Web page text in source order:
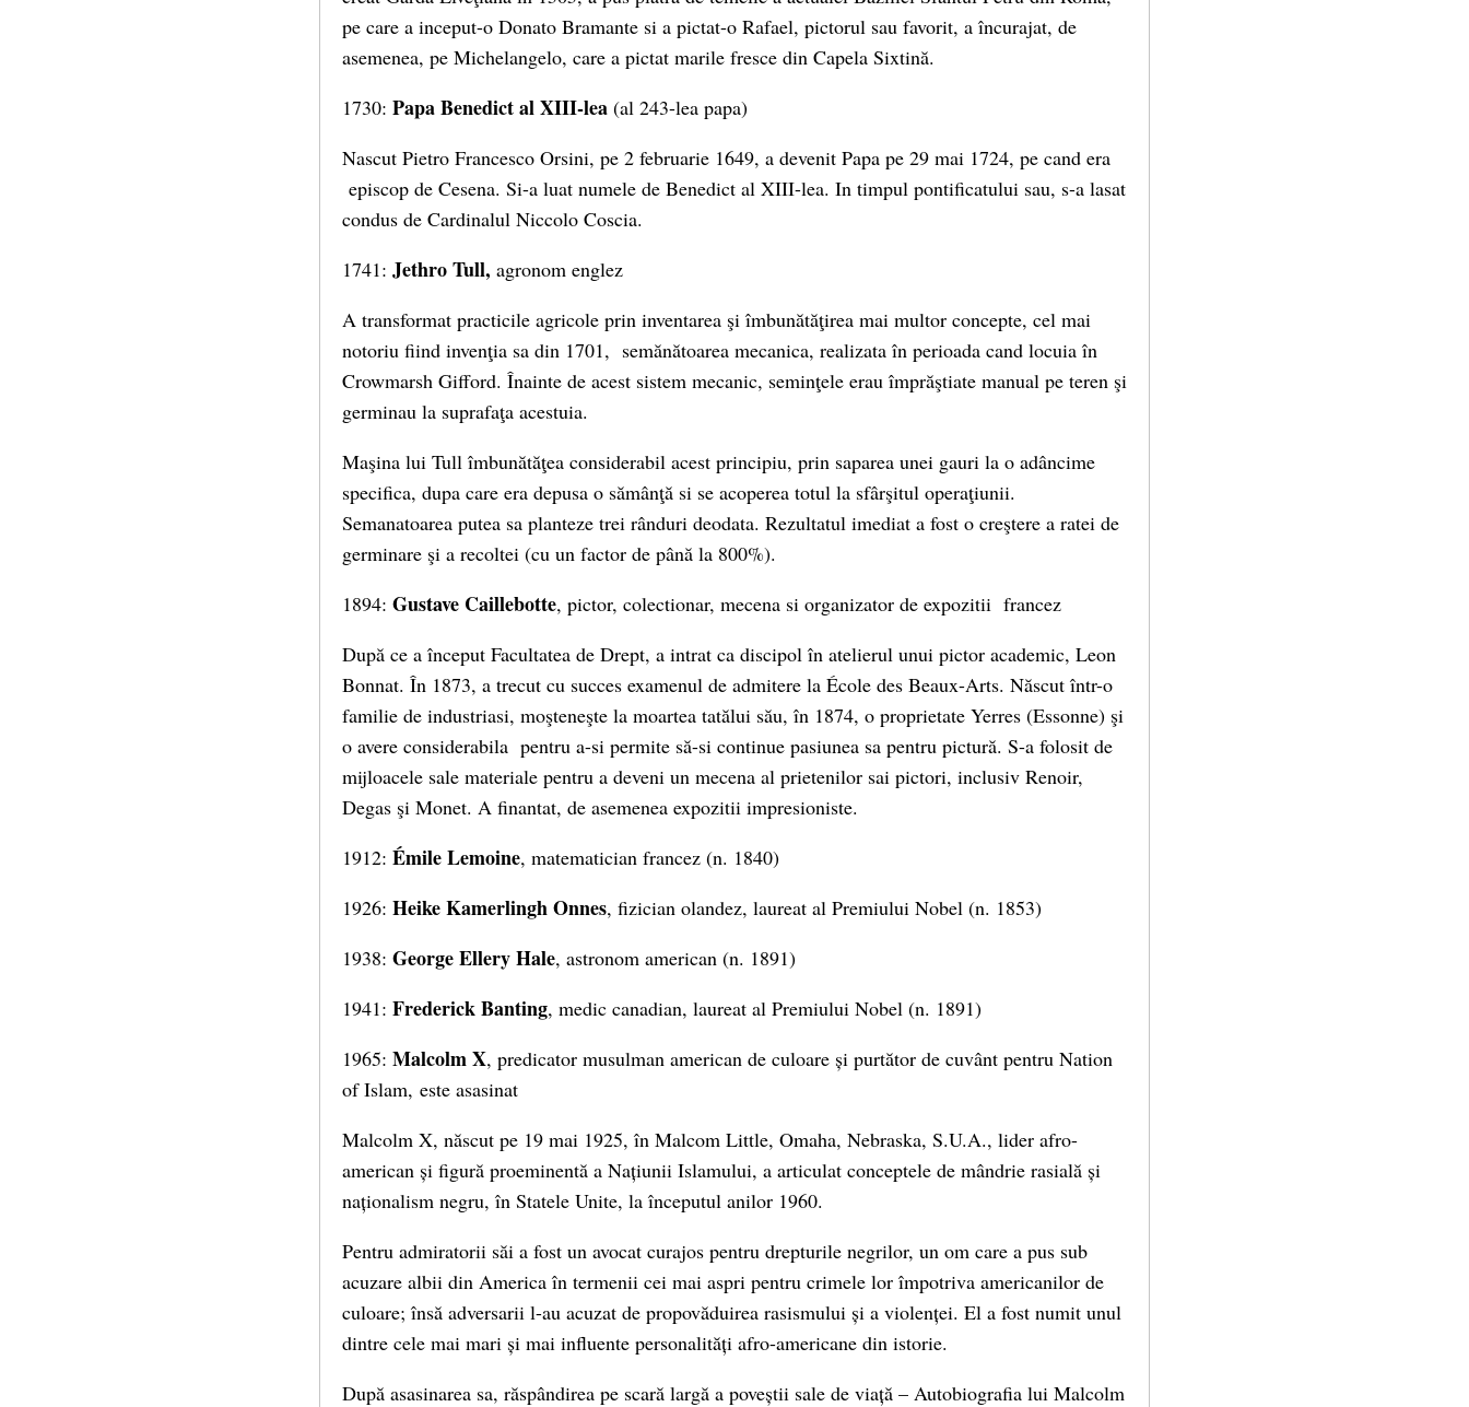
pe care a inceput-o Donato Bramante si a pictat-o Rafael, pictorul sau favorit, a încurajat, de
asemenea, pe Michelangelo, care a pictat marile fresce din Capela Sixtină.
1730: Papa Benedict al XIII-lea (al 243-lea papa)
Nascut Pietro Francesco Orsini, pe 2 februarie 1649, a devenit Papa pe 29 mai 1724, pe cand era
episcop de Cesena. Si-a luat numele de Benedict al XIII-lea. In timpul pontificatului sau, s-a lasat
condus de Cardinalul Niccolo Coscia.
1741: Jethro Tull, agronom englez
A transformat practicile agricole prin inventarea şi îmbunătăţirea mai multor concepte, cel mai
notoriu fiind invenţia sa din 1701, semănătoarea mecanica, realizata în perioada cand locuia în
Crowmarsh Gifford. Înainte de acest sistem mecanic, seminţele erau împrăştiate manual pe teren şi
germinau la suprafaţa acestuia.
Maşina lui Tull îmbunătăţea considerabil acest principiu, prin saparea unei gauri la o adâncime
specifica, dupa care era depusa o sămânţă si se acoperea totul la sfârşitul operaţiunii.
Semanatoarea putea sa planteze trei rânduri deodata. Rezultatul imediat a fost o creştere a ratei de
germinare şi a recoltei (cu un factor de până la 800%).
1894: Gustave Caillebotte, pictor, colectionar, mecena si organizator de expozitii francez
După ce a început Facultatea de Drept, a intrat ca discipol în atelierul unui pictor academic, Leon
Bonnat. În 1873, a trecut cu succes examenul de admitere la École des Beaux-Arts. Născut într-o
familie de industriasi, moşteneşte la moartea tatălui său, în 1874, o proprietate Yerres (Essonne) şi
o avere considerabila pentru a-si permite să-si continue pasiunea sa pentru pictură. S-a folosit de
mijloacele sale materiale pentru a deveni un mecena al prietenilor sai pictori, inclusiv Renoir,
Degas şi Monet. A finantat, de asemenea expozitii impresioniste.
1912: Émile Lemoine, matematician francez (n. 1840)
1926: Heike Kamerlingh Onnes, fizician olandez, laureat al Premiului Nobel (n. 1853)
1938: George Ellery Hale, astronom american (n. 1891)
1941: Frederick Banting, medic canadian, laureat al Premiului Nobel (n. 1891)
1965: Malcolm X, predicator musulman american de culoare și purtător de cuvânt pentru Nation
of Islam, este asasinat
Malcolm X, născut pe 19 mai 1925, în Malcom Little, Omaha, Nebraska, S.U.A., lider afro-
american și figură proeminentă a Națiunii Islamului, a articulat conceptele de mândrie rasială și
naționalism negru, în Statele Unite, la începutul anilor 1960.
Pentru admiratorii săi a fost un avocat curajos pentru drepturile negrilor, un om care a pus sub
acuzare albii din America în termenii cei mai aspri pentru crimele lor împotriva americanilor de
culoare; însă adversarii l-au acuzat de propovăduirea rasismului și a violenței. El a fost numit unul
dintre cele mai mari și mai influente personalități afro-americane din istorie.
După asasinarea sa, răspândirea pe scară largă a poveștii sale de viață – Autobiografia lui Malcolm